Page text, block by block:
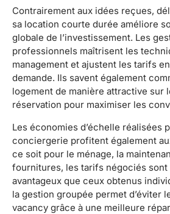
Contrairement aux idées reçues,
sa location courte durée améliore
globale de l’investissement. Les
professionnels maîtrisent les
management et ajustent les tarifs
demande. Ils savent également
logement de manière attractive sur
réservation pour maximiser les
Les économies d’échelle réalisées
conciergerie profitent également
ce soit pour le ménage, la
fournitures, les tarifs négociés
avantageux que ceux obtenus
la gestion groupée permet d’éviter
vacancy grâce à une meilleure